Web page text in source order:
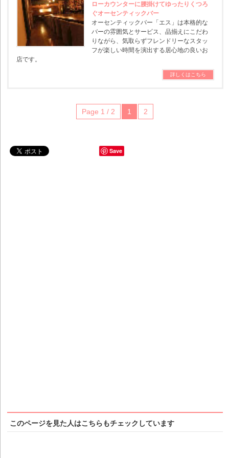
ローカウンターに腰掛けてゆったりくつろ
ぐオーセンティックバー
オーセンティックバー「エス」は本格的な
バーの雰囲気とサービス、品揃えにこだわ
りながら、気取らずフレンドリーなスタッ
フが楽しい時間を演出する居心地の良いお
店です。
詳しくはこちら
Page 1 / 2 1 2
Save
このページを見た人はこちらもチェックしています